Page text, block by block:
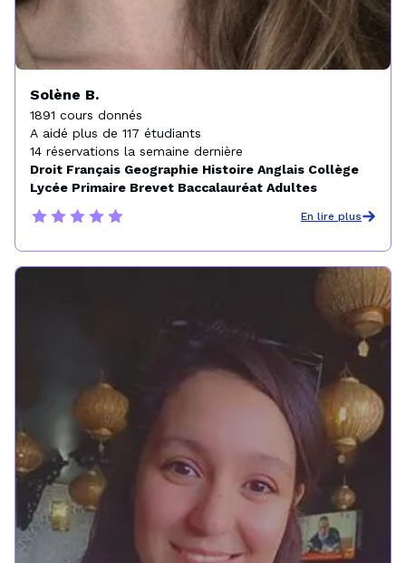
Solène B.
1891 cours donnés
A aidé plus de 117 étudiants
14 réservations la semaine dernière
Droit Français Geographie Histoire Anglais Collège
Lycée Primaire Brevet Baccalauréat Adultes
En lire plus